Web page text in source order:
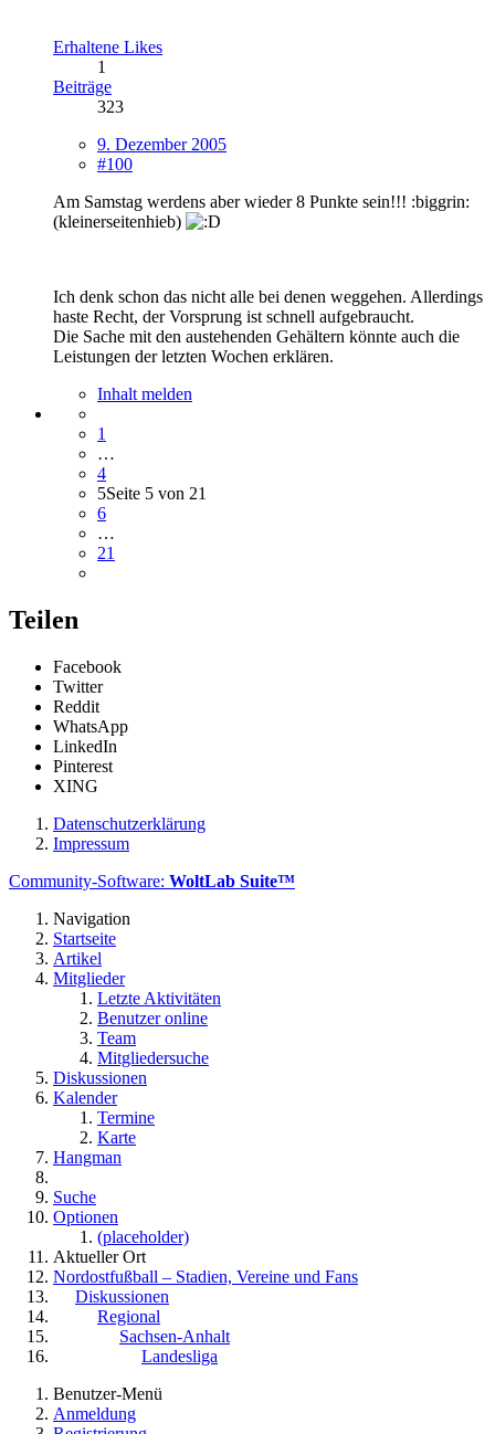
Erhaltene Likes
1
Beiträge
323
9. Dezember 2005
#100
Am Samstag werdens aber wieder 8 Punkte sein!!! :biggrin:
(kleinerseitenhieb)
Ich denk schon das nicht alle bei denen weggehen. Allerdings
haste Recht, der Vorsprung ist schnell aufgebraucht.
Die Sache mit den austehenden Gehältern könnte auch die
Leistungen der letzten Wochen erklären.
Inhalt melden
1
…
4
5Seite 5 von 21
6
…
21
Teilen
Facebook
Twitter
Reddit
WhatsApp
LinkedIn
Pinterest
XING
Datenschutzerklärung
Impressum
Community-Software: WoltLab Suite™
Navigation
Startseite
Artikel
Mitglieder
Letzte Aktivitäten
Benutzer online
Team
Mitgliedersuche
Diskussionen
Kalender
Termine
Karte
Hangman
Suche
Optionen
(placeholder)
Aktueller Ort
Nordostfußball – Stadien, Vereine und Fans
Diskussionen
Regional
Sachsen-Anhalt
Landesliga
Benutzer-Menü
Anmeldung